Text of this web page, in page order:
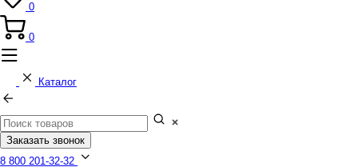
0
0
Каталог
Заказать звонок
8 800 201-32-32